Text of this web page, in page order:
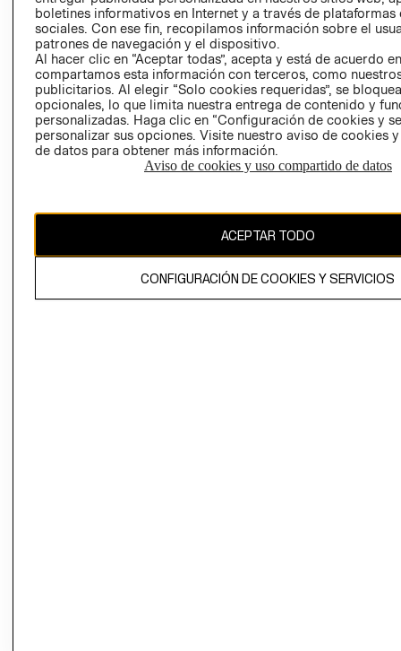
AVISO DE
COOKIES
Chile ($)
El contenido de esta página web está protegido por copyright y es
propiedad de H&M Hennes & Mauritz AB.
boletines informativos en Internet y a través de plataformas
sociales. Con ese fin, recopilamos información sobre el
patrones de navegación y el dispositivo.
Al hacer clic en “Aceptar todas”, acepta y está de acuerdo
compartamos esta información con terceros, como
publicitarios. Al elegir “Solo cookies requeridas”, se
opcionales, lo que limita nuestra entrega de contenido y
personalizadas. Haga clic en “Configuración de cookies y
personalizar sus opciones. Visite nuestro aviso de cookies
de datos para obtener más información.
Aviso de cookies y uso compartido de datos
ACEPTAR TODO
CONFIGURACIÓN DE COOKIES Y SERVICIOS